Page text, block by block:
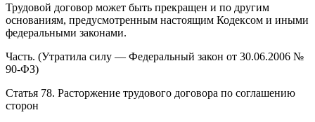
Трудовой договор может быть прекращен и по другим
основаниям, предусмотренным настоящим Кодексом и иными
федеральными законами.
Часть. (Утратила силу — Федеральный закон от 30.06.2006 №
90-ФЗ)
Статья 78. Расторжение трудового договора по соглашению
сторон